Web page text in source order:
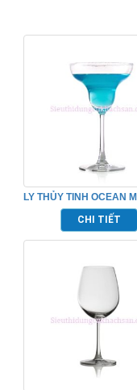
LY THỦY TINH OCEAN
MARGARITA
CHI TIẾT